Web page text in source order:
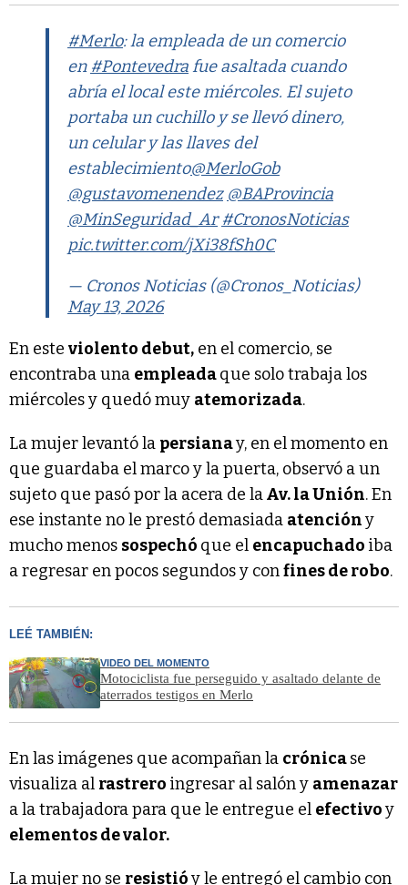
#Merlo: la empleada de un comercio
en #Pontevedrafue asaltada cuando
abría el local este miércoles. El sujeto
portaba un cuchillo y se llevó dinero,
un celular y las llaves del
establecimiento@MerloGob
@gustavomenendez @BAProvincia
@MinSeguridad_Ar #CronosNoticias
pic.twitter.com/jXi38fSh0C
— Cronos Noticias (@Cronos_Noticias)
May 13, 2026
En este violento debut, en el comercio, se
encontraba una empleadaque solo trabaja los
miércoles y quedó muy atemorizada.
La mujer levantó la persianay, en el momento en
que guardaba el marco y la puerta, observó a un
sujeto que pasó por la acera de laAv. la Unión. En
ese instante no le prestó demasiada atencióny
mucho menos sospechó que el encapuchado iba
a regresar en pocos segundos y confines de robo.
LEÉ TAMBIÉN:
VIDEO DEL MOMENTO
Motociclista fue perseguido y asaltado delante de
aterrados testigos en Merlo
En las imágenes que acompañan la crónicase
visualiza al rastrero ingresar al salón y amenazar
a la trabajadora para que le entregue el efectivoy
elementos de valor.
La mujer no se resistióy le entregó el cambio con